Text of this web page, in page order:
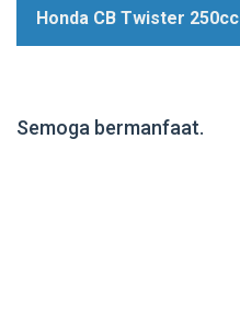
Honda CB Twister 250cc
Semoga bermanfaat.